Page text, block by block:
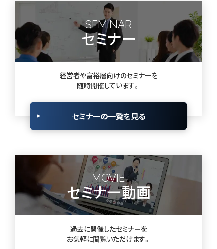
SEMINAR
セミナー
経営者や富裕層向けのセミナーを
随時開催しています。
セミナーの一覧を見る
MOVIE
セミナー動画
過去に開催したセミナーを
お気軽に閲覧いただけます。